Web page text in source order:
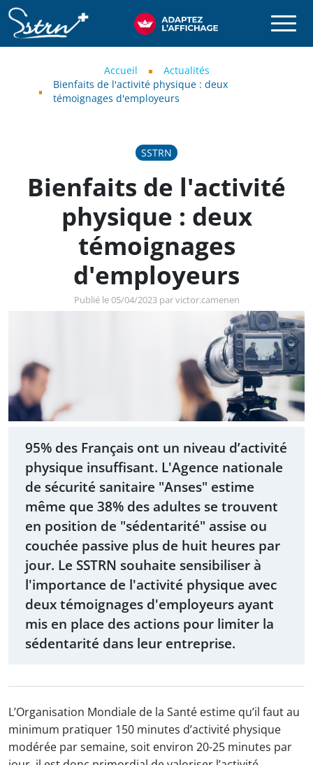
Aller au contenu principal
SSTRN
Accueil
Actualités
Bienfaits de l'activité physique : deux
témoignages d'employeurs
SSTRN
Bienfaits de l'activité
physique : deux
témoignages
d'employeurs
Publié le 05/04/2023 par victor.camenen
95% des Français ont un niveau d’activité
physique insuffisant. L'Agence nationale
de sécurité sanitaire "Anses" estime
même que 38% des adultes se trouvent
en position de "sédentarité" assise ou
couchée passive plus de huit heures par
jour. Le SSTRN souhaite sensibiliser à
l'importance de l'activité physique avec
deux témoignages d'employeurs ayant
mis en place des actions pour limiter la
sédentarité dans leur entreprise.
L’Organisation Mondiale de la Santé estime qu’il faut au
minimum pratiquer 150 minutes d’activité physique
modérée par semaine, soit environ 20-25 minutes par